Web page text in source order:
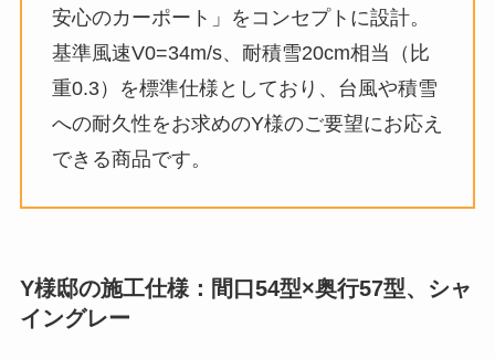
安心のカーポート」をコンセプトに設計。
基準風速V0=34m/s、耐積雪20cm相当（比
重0.3）を標準仕様としており、台風や積雪
への耐久性をお求めのY様のご要望にお応え
できる商品です。
Y様邸の施工仕様：間口54型×奥行57型、シャ
イングレー